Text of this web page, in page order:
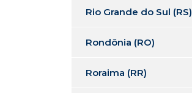
Rio Grande do Sul (RS)
Rondônia (RO)
Roraima (RR)